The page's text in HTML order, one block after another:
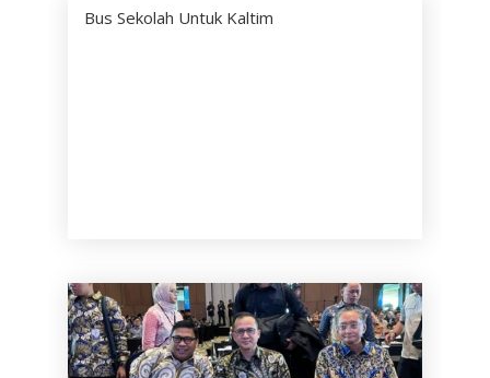
Bus Sekolah Untuk Kaltim